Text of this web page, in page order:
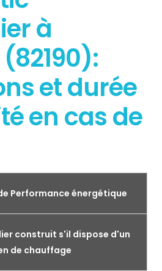
à
et durée
en cas de
Performance énergétique
construit s'il dispose d'un
de chauffage